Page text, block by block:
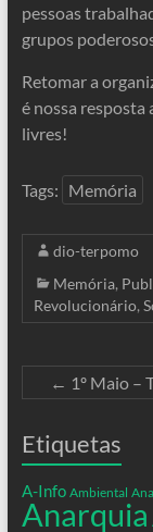
pessoas
grupos
Retomar a
é nossa resposta
livres!
Tags: Memória
dio-terpomo
Memória,
Revolucionário,
← 1º Maio –
Etiquetas
A-Info Ambiental
Anarquia